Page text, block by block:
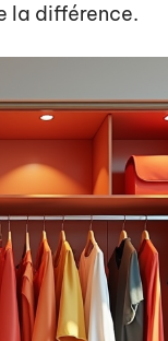
la différence.